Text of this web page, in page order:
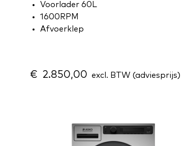
Voorlader 60L
1600RPM
Afvoerklep
€ 2.850,00 excl. BTW (adviesprijs)